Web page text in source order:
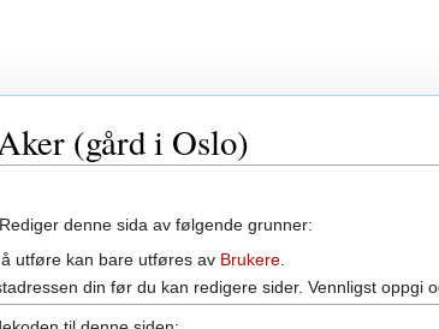
(gård i Oslo)
denne sida av følgende grunner:
utføre kan bare utføres av Brukere
din før du kan redigere sider. Vennligst oppgi